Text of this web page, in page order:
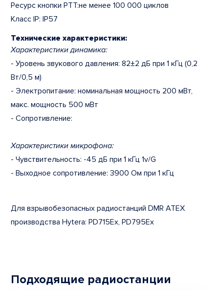
Ресурс кнопки PTT:не менее 100 000 циклов
Класс IP: IP57
Технические характеристики:
Характеристики динамика:
- Уровень звукового давления: 82±2 дБ при 1 кГц (0,2
Вт/0,5 м)
- Электропитание: номинальная мощность 200 мВт,
макс. мощность 500 мВт
- Сопротивление:
Характеристики микрофона:
- Чувствительность: -45 дБ при 1 кГц 1v/G
- Выходное сопротивление: 3900 Ом при 1 кГц
Для взрывобезопасных радиостанций DMR ATEX
производства Hytera: PD715Ex, PD795Ex
Подходящие радиостанции